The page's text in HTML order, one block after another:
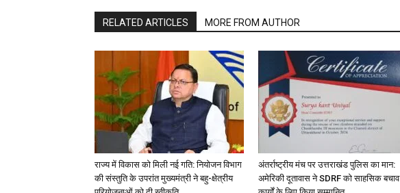
RELATED ARTICLES MORE FROM AUTHOR
राज्य में विकास को मिली नई गति: नियोजन विभाग
की संस्तुति के उपरांत मुख्यमंत्री ने बहु-क्षेत्रीय
अंतर्राष्ट्रीय मंच पर उत्तराखंड पुलिस का मान:
अमेरिकी दूतावास ने SDRF को साहसिक बचाव